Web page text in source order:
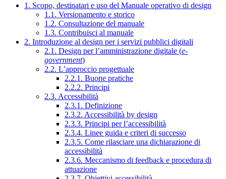
1. Scopo, destinatari e uso del Manuale operativo di design
1.1. Versionamento e storico
1.2. Consultazione del manuale
1.3. Contribuisci al manuale
2. Introduzione al design per i servizi pubblici digitali
2.1. Design per l’amministrazione digitale (e-
government)
2.2. L’approccio progettuale
2.2.1. Buone pratiche
2.2.2. Principi
2.3. Accessibilità
2.3.1. Definizione
2.3.2. Accessibilità by design
2.3.3. Principi per l’accessibilità
2.3.4. Linee guida e criteri di successo
2.3.5. Come rilasciare una dichiarazione di
accessibilità
2.3.6. Meccanismo di feedback e procedura di
attuazione